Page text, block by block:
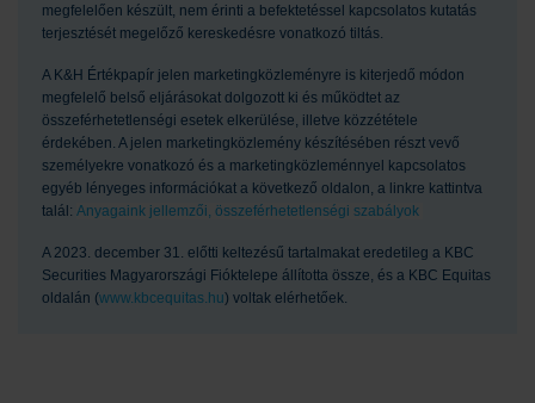
megfelelően készült, nem érinti a befektetéssel kapcsolatos kutatás
terjesztését megelőző kereskedésre vonatkozó tiltás.
A K&H Értékpapír jelen marketingközleményre is kiterjedő módon
megfelelő belső eljárásokat dolgozott ki és működtet az
összeférhetetlenségi esetek elkerülése, illetve közzététele
érdekében. A jelen marketingközlemény készítésében részt vevő
személyekre vonatkozó és a marketingközleménnyel kapcsolatos
egyéb lényeges információkat a következő oldalon, a linkre kattintva
talál: Anyagaink jellemzői, összeférhetetlenségi szabályok
A 2023. december 31. előtti keltezésű tartalmakat eredetileg a KBC
Securities Magyarországi Fióktelepe állította össze, és a KBC Equitas
oldalán (www.kbcequitas.hu) voltak elérhetőek.